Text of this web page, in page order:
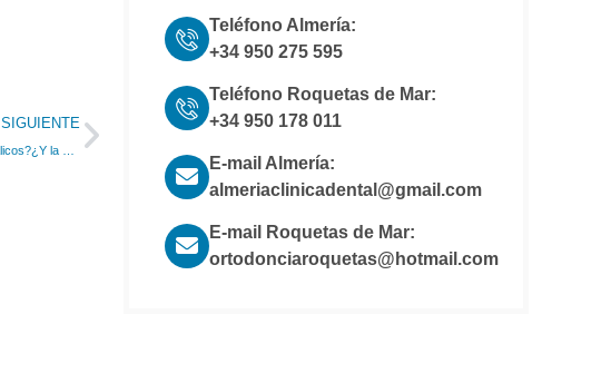
SIGUIENTE
Teléfono Almería:
+34 950 275 595
Teléfono Roquetas de Mar:
+34 950 178 011
E-mail Almería:
almeriaclinicadental@gmail.com
E-mail Roquetas de Mar:
ortodonciaroquetas@hotmail.com